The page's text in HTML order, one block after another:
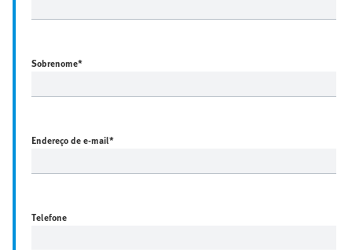
Sobrenome*
Endereço de e-mail*
Telefone